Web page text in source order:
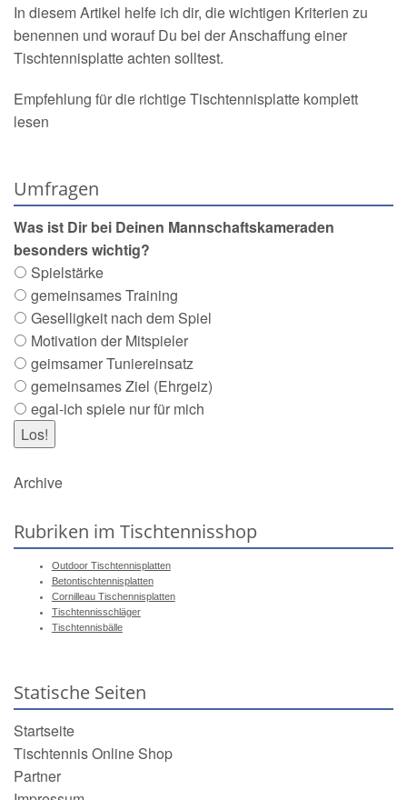
In diesem Artikel helfe ich dir, die wichtigen Kriterien zu
benennen und worauf Du bei der Anschaffung einer
Tischtennisplatte achten solltest.
Empfehlung für die richtige Tischtennisplatte komplett
lesen
Umfragen
Was ist Dir bei Deinen Mannschaftskameraden
besonders wichtig?
Spielstärke
gemeinsames Training
Geselligkeit nach dem Spiel
Motivation der Mitspieler
geimsamer Tuniereinsatz
gemeinsames Ziel (Ehrgeiz)
egal-ich spiele nur für mich
Archive
Rubriken im Tischtennisshop
Outdoor Tischtennisplatten
Betontischtennisplatten
Cornilleau Tischennisplatten
Tischtennisschläger
Tischtennisbälle
Statische Seiten
Startseite
Tischtennis Online Shop
Partner